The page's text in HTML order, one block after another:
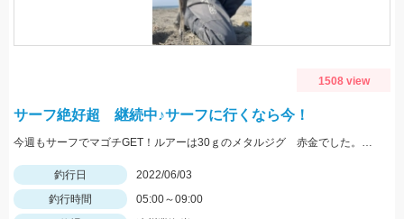
1508 view
サーフ絶好超 継続中♪サーフに行くなら今！
今週もサーフでマゴチGET！ルアーは30ｇのメタルジグ 赤金でした。釣果情報もかなり増えてます！
釣行日
2022/06/03
釣行時間
05:00～09:00